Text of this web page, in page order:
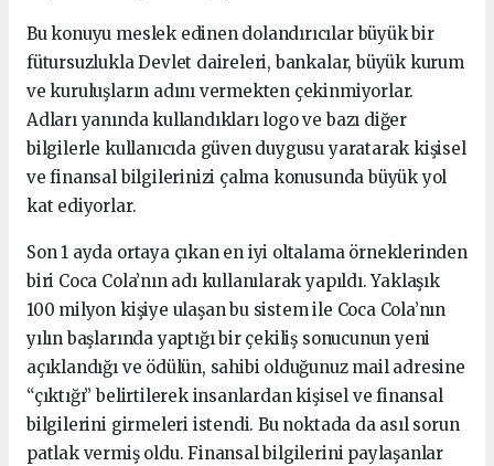
Bu konuyu meslek edinen dolandırıcılar büyük bir
fütursuzlukla Devlet daireleri, bankalar, büyük kurum
ve kuruluşların adını vermekten çekinmiyorlar.
Adları yanında kullandıkları logo ve bazı diğer
bilgilerle kullanıcıda güven duygusu yaratarak kişisel
ve finansal bilgilerinizi çalma konusunda büyük yol
kat ediyorlar.
Son 1 ayda ortaya çıkan en iyi oltalama örneklerinden
biri Coca Cola’nın adı kullanılarak yapıldı. Yaklaşık
100 milyon kişiye ulaşan bu sistem ile Coca Cola’nın
yılın başlarında yaptığı bir çekiliş sonucunun yeni
açıklandığı ve ödülün, sahibi olduğunuz mail adresine
“çıktığı” belirtilerek insanlardan kişisel ve finansal
bilgilerini girmeleri istendi. Bu noktada da asıl sorun
patlak vermiş oldu. Finansal bilgilerini paylaşanlar